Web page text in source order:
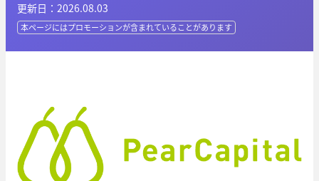
更新日：2026.08.03
本ページにはプロモーションが含まれていることがあります